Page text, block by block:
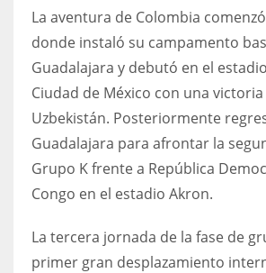
NE
16
OAK
19
24
La aventura de Colombia
donde instaló su campamento
Guadalajara y debutó en el
Ciudad de México con una
Uzbekistán. Posteriormente
Guadalajara para afrontar la
Grupo K frente a República
Congo en el estadio Akron.
La tercera jornada de la fase de
primer gran desplazamiento